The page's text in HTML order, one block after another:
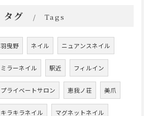
タグ Tags
羽曳野 ネイル ニュアンスネイル
ミラーネイル 駅近 フィルイン
プライベートサロン 恵我ノ荘 美爪
キラキラネイル マグネットネイル